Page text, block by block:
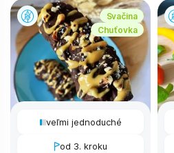
Svačina
Chuťovka
veľmi jednoduché
od 3. kroku